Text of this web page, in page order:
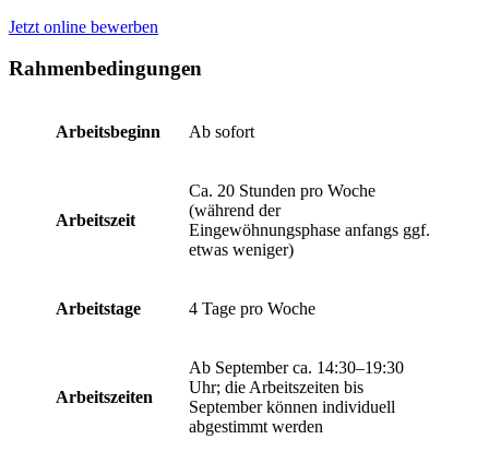
Jetzt online bewerben
Rahmenbedingungen
Arbeitsbeginn Ab sofort
Arbeitszeit
Ca. 20 Stunden pro Woche
(während der
Eingewöhnungsphase anfangs ggf.
etwas weniger)
Arbeitstage 4 Tage pro Woche
Arbeitszeiten
Ab September ca. 14:30–19:30
Uhr; die Arbeitszeiten bis
September können individuell
abgestimmt werden